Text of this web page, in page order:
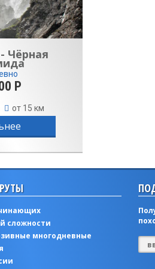
Чёрная
Р
от 15 км
сложности
многодневные